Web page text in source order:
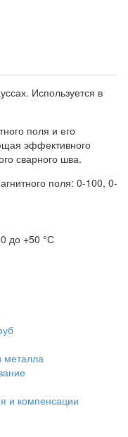
Используется в
поля и его
эффективного
сварного шва.
поля: 0-100, 0-
до +50 °С
металла
и компенсации